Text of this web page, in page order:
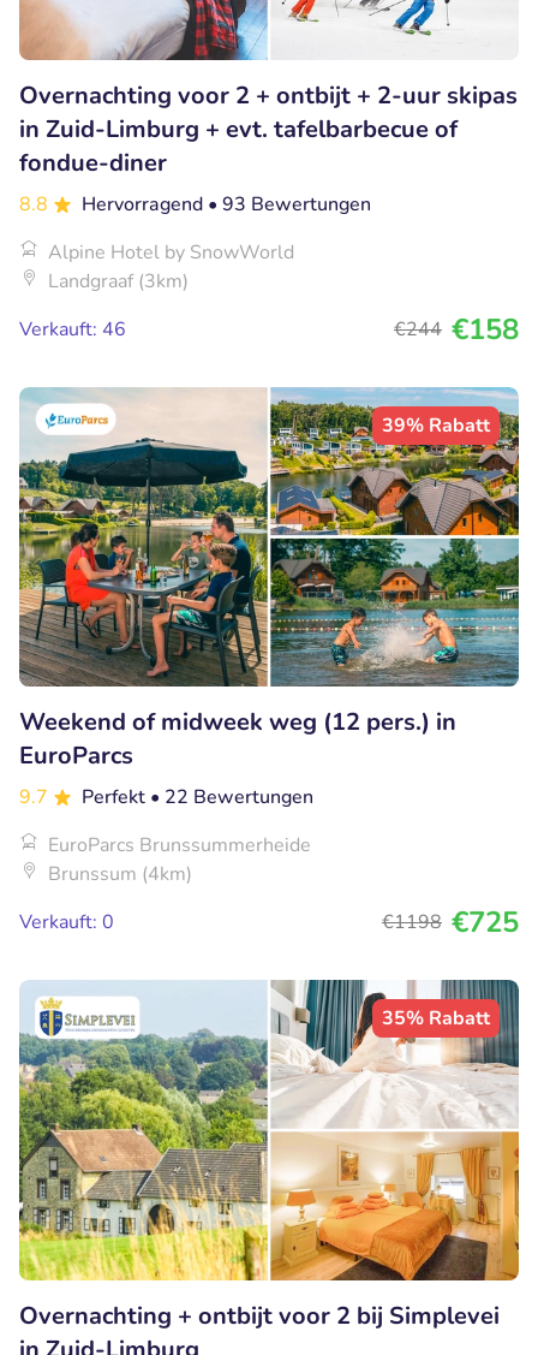
Overnachting voor 2 + ontbijt + 2-uur skipas
in Zuid-Limburg + evt. tafelbarbecue of
fondue-diner
8.8 Hervorragend • 93 Bewertungen
Alpine Hotel by SnowWorld
Landgraaf (3km)
Verkauft: 46
€244 €158
39% Rabatt
Weekend of midweek weg (12 pers.) in
EuroParcs
9.7 Perfekt • 22 Bewertungen
EuroParcs Brunssummerheide
Brunssum (4km)
Verkauft: 0
€1198 €725
35% Rabatt
Overnachting + ontbijt voor 2 bij Simplevei